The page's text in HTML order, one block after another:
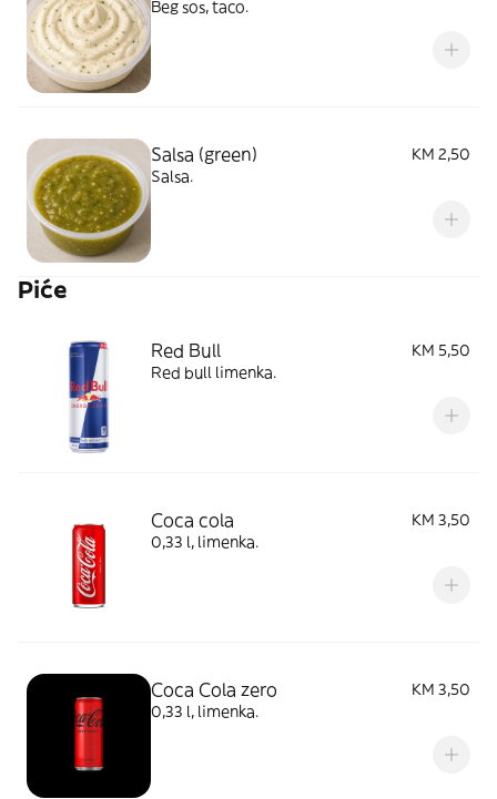
Beg sos, taco.
Salsa (green)
KM 2,50
Salsa.
Piće
Red Bull
KM 5,50
Red bull limenka.
Coca cola
KM 3,50
0,33 l, limenka.
Coca Cola zero
KM 3,50
0,33 l, limenka.